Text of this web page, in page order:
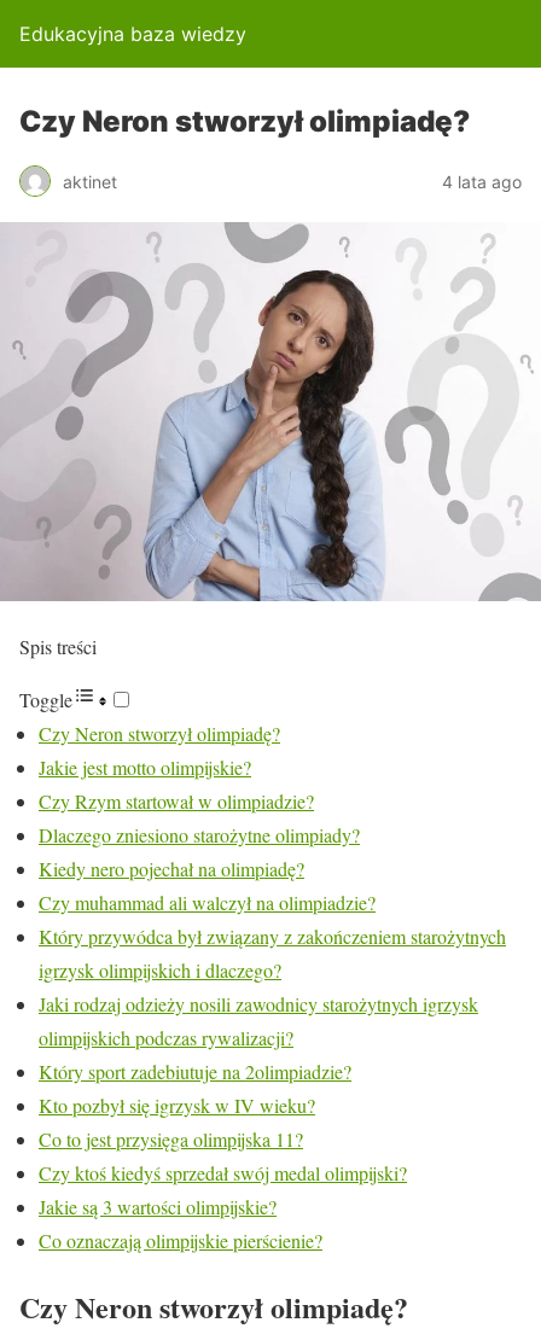
Edukacyjna baza wiedzy
Czy Neron stworzył olimpiadę?
aktinet 4 lata ago
Spis treści
Toggle
Czy Neron stworzył olimpiadę?
Jakie jest motto olimpijskie?
Czy Rzym startował w olimpiadzie?
Dlaczego zniesiono starożytne olimpiady?
Kiedy nero pojechał na olimpiadę?
Czy muhammad ali walczył na olimpiadzie?
Który przywódca był związany z zakończeniem starożytnych
igrzysk olimpijskich i dlaczego?
Jaki rodzaj odzieży nosili zawodnicy starożytnych igrzysk
olimpijskich podczas rywalizacji?
Który sport zadebiutuje na 2olimpiadzie?
Kto pozbył się igrzysk w IV wieku?
Co to jest przysięga olimpijska 11?
Czy ktoś kiedyś sprzedał swój medal olimpijski?
Jakie są 3 wartości olimpijskie?
Co oznaczają olimpijskie pierścienie?
Czy Neron stworzył olimpiadę?